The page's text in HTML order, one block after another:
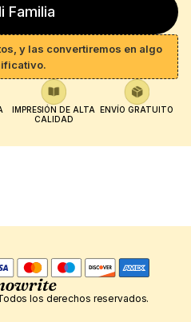
Familia
y las convertiremos en algo
IMPRESIÓN DE ALTA
CALIDAD
ENVÍO GRATUITO
los derechos reservados.